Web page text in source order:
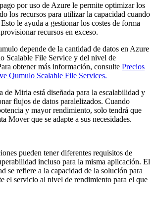
por uso de Azure le permite optimizar los
los recursos para utilizar la capacidad cuando
le ayuda a gestionar los costes de forma
recursos en exceso.
depende de la cantidad de datos en Azure
Scalable File Service y del nivel de
obtener más información, consulte Precios
Qumulo Scalable File Services.
de Miria está diseñada para la escalabilidad y
flujos de datos paralelizados. Cuando
y mayor rendimiento, solo tendrá que
Mover que se adapte a sus necesidades.
pueden tener diferentes requisitos de
incluso para la misma aplicación. El
se refiere a la capacidad de la solución para
el servicio al nivel de rendimiento para el que